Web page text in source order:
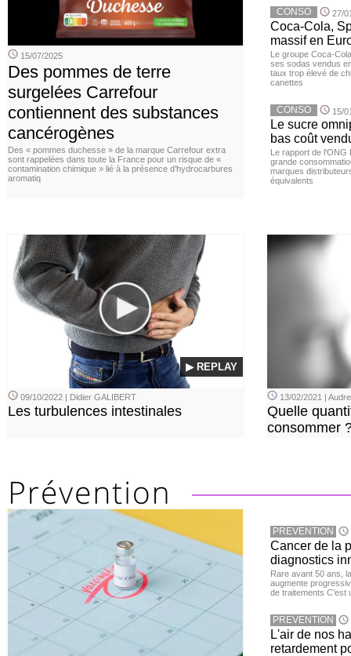
15/07/2025
Des pommes de terre
surgelées Carrefour
contiennent des substances
cancérogènes
Des « pommes duchesse » de la marque Carrefour extra
sont rappelées dans toute la France pour un risque de «
contamination chimique » lié à la présence d’hydrocarbures
aromatiq
CONSO 27/
Coca-Cola,
massif en
Le groupe Coca-
ses sodas vendus
taux trop élevé de
canettes
CONSO 15/
Le sucre
bas coût
Le rapport de l'ONG
grande
marques
équivalents
▶ REPLAY
09/10/2022 | Didier GALIBERT
Les turbulences intestinales
13/02/2021 |
Quelle
consommer
PREVENTION
Cancer de la
diagnostics
Rare avant 50 ans,
augmente
de traitements
PREVENTION
L'air de nos
retardement